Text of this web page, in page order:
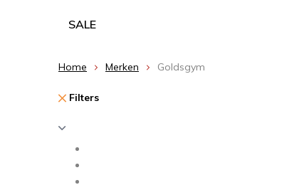
SALE
Home Merken Goldsgym
Filters